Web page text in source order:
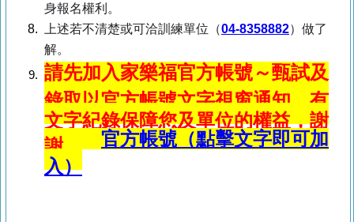
身報名權利。
上述若不清楚或可洽訓練單位（04-8358882） 做了
解。
請先加入家樂福官方帳號～甄試及
錄取以官方帳號文字視窗通知，有
文字紀錄保障您及單位的權益，謝
謝。 官方帳號（點擊文字即可加
入）